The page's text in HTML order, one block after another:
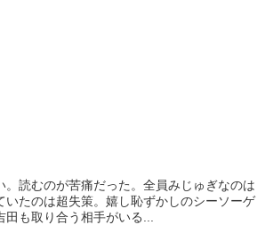
読むのが苦痛だった。全員みじゅぎなのは
たのは超失策。嬉し恥ずかしのシーソーゲ
も取り合う相手がいる...